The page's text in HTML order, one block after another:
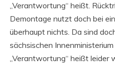
„Verantwortung“ heißt.
Demontage nutzt doch bei
überhaupt nichts. Da sind
sächsischen
„Verantwortung“ heißt leider